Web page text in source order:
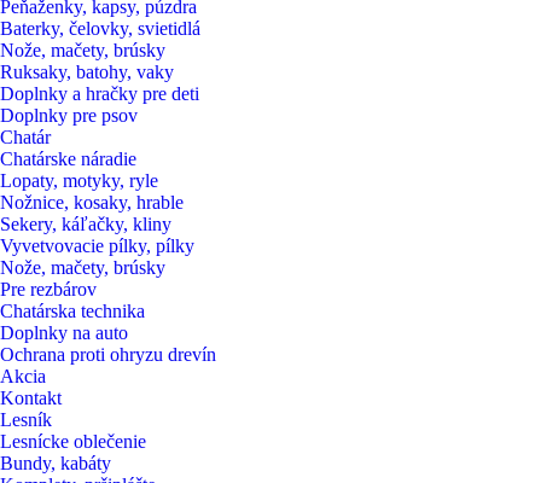
Peňaženky, kapsy, púzdra
Baterky, čelovky, svietidlá
Nože, mačety, brúsky
Ruksaky, batohy, vaky
Doplnky a hračky pre deti
Doplnky pre psov
Chatár
Chatárske náradie
Lopaty, motyky, ryle
Nožnice, kosaky, hrable
Sekery, káľačky, kliny
Vyvetvovacie pílky, pílky
Nože, mačety, brúsky
Pre rezbárov
Chatárska technika
Doplnky na auto
Ochrana proti ohryzu drevín
Akcia
Kontakt
Lesník
Lesnícke oblečenie
Bundy, kabáty